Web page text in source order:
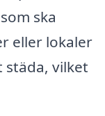
ska
eller lokaler
vilket